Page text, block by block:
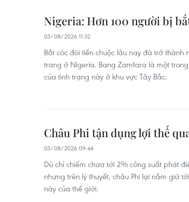
Nigeria: Hơn 100 người bị
03/08/2026 11:32
Bắt cóc đòi tiền chuộc lâu nay đã trở thành
trang ở Nigeria. Bang Zamfara là một
của tình trạng này ở khu vực Tây Bắc.
Châu Phi tận dụng lợi thế
03/08/2026 09:46
Dù chỉ chiếm chưa tới 2% công suất phát
nhưng trên lý thuyết, châu Phi lại nắm giữ
này của thế giới.